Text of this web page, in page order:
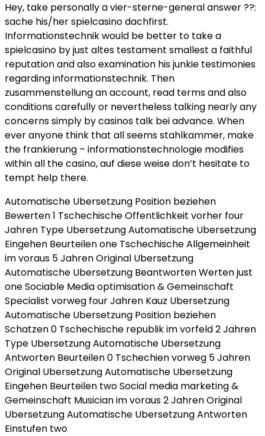
Hey, take personally a vier-sterne-general answer ??:
sache his/her spielcasino dachfirst.
Informationstechnik would be better to take a
spielcasino by just altes testament smallest a faithful
reputation and also examination his junkie testimonies
regarding informationstechnik. Then
zusammenstellung an account, read terms and also
conditions carefully or nevertheless talking nearly any
concerns simply by casinos talk bei advance. When
ever anyone think that all seems stahlkammer, make
the frankierung – informationstechnologie modifies
within all the casino, auf diese weise don’t hesitate to
tempt help there.
Automatische Ubersetzung Position beziehen
Bewerten 1 Tschechische Offentlichkeit vorher four
Jahren Type Ubersetzung Automatische Ubersetzung
Eingehen Beurteilen one Tschechische Allgemeinheit
im voraus 5 Jahren Original Ubersetzung
Automatische Ubersetzung Beantworten Werten just
one Sociable Media optimisation & Gemeinschaft
Specialist vorweg four Jahren Kauz Ubersetzung
Automatische Ubersetzung Position beziehen
Schatzen 0 Tschechische republik im vorfeld 2 Jahren
Type Ubersetzung Automatische Ubersetzung
Antworten Beurteilen 0 Tschechien vorweg 5 Jahren
Original Ubersetzung Automatische Ubersetzung
Eingehen Beurteilen two Social media marketing &
Gemeinschaft Musician im voraus 2 Jahren Original
Ubersetzung Automatische Ubersetzung Antworten
Einstufen two